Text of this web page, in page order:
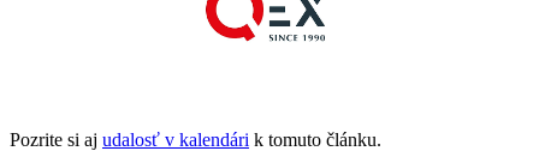
Pozrite si aj udalosť v kalendári k tomuto článku.